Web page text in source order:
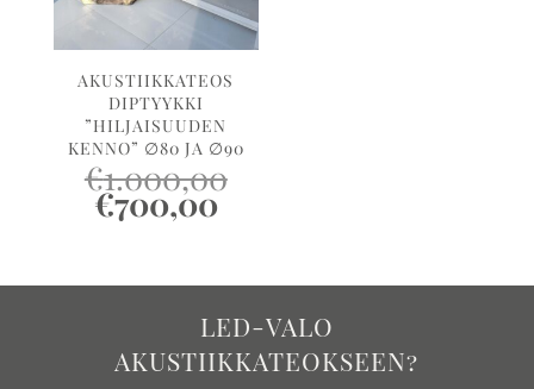
AKUSTIIKKATEOS
DIPTYYKKI
”HILJAISUUDEN
KENNO” ∅80 JA ∅90
€1.000,00Alkuperäinen
hinta
€700,00Nykyinen
hinta
LED-VALO
AKUSTIIKKATEOKSEEN?